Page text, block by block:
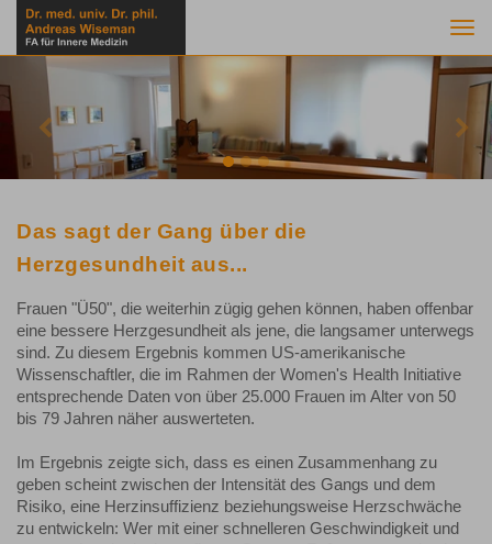
Previous
Das sagt der Gang über die
Herzgesundheit aus...
Frauen "Ü50", die weiterhin zügig gehen können, haben offenbar
eine bessere Herzgesundheit als jene, die langsamer unterwegs
sind. Zu diesem Ergebnis kommen US-amerikanische
Wissenschaftler, die im Rahmen der Women's Health Initiative
entsprechende Daten von über 25.000 Frauen im Alter von 50
bis 79 Jahren näher auswerteten.
Im Ergebnis zeigte sich, dass es einen Zusammenhang zu
geben scheint zwischen der Intensität des Gangs und dem
Risiko, eine Herzinsuffizienz beziehungsweise Herzschwäche
zu entwickeln: Wer mit einer schnelleren Geschwindigkeit und